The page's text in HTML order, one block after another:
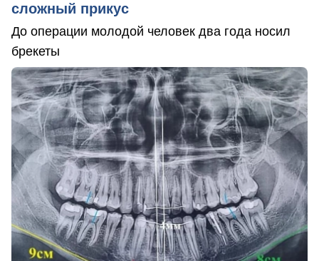
сложный прикус
До операции молодой человек два года носил
брекеты